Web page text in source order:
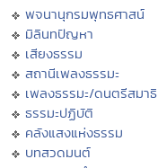
พจนานุกรมพุทธศาสน์
มิลินทปัญหา
เสียงธรรม
สถานีเพลงธรรมะ
เพลงธรรมะ/ดนตรีสมาธิ
ธรรมะปฏิบัติ
คลังแสงแห่งธรรม
บทสวดมนต์